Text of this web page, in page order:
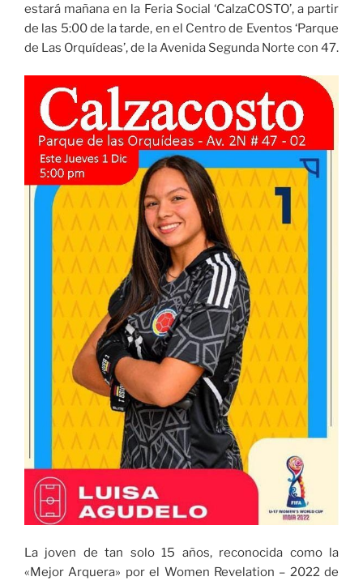
estará mañana en la Feria Social ‘CalzaCOSTO’, a partir
de las 5:00 de la tarde, en el Centro de Eventos ‘Parque
de Las Orquídeas’, de la Avenida Segunda Norte con 47.
La joven de tan solo 15 años, reconocida como la
«Mejor Arquera» por el Women Revelation – 2022 de